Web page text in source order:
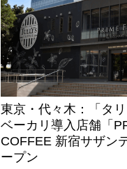
東京・代々木：「タ
ベーカリ導入店舗「
COFFEE 新宿サザン
ープン